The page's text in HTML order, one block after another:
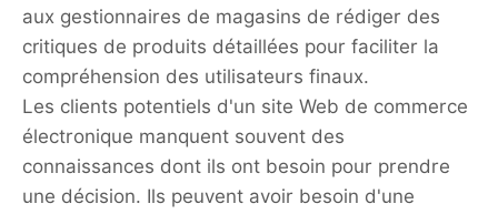
aux gestionnaires de magasins de rédiger des
critiques de produits détaillées pour faciliter la
compréhension des utilisateurs finaux.
Les clients potentiels d'un site Web de commerce
électronique manquent souvent des
connaissances dont ils ont besoin pour prendre
une décision. Ils peuvent avoir besoin d'une